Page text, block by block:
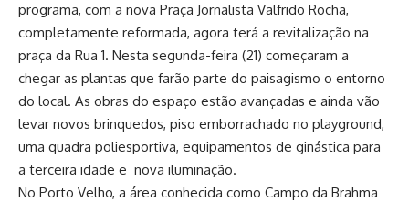
programa, com a nova Praça Jornalista Valfrido Rocha,
completamente reformada, agora terá a revitalização na
praça da Rua 1. Nesta segunda-feira (21) começaram a
chegar as plantas que farão parte do paisagismo o entorno
do local. As obras do espaço estão avançadas e ainda vão
levar novos brinquedos, piso emborrachado no playground,
uma quadra poliesportiva, equipamentos de ginástica para
a terceira idade e nova iluminação.
No Porto Velho, a área conhecida como Campo da Brahma